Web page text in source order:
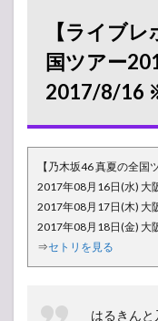
乃木
坂
46
のリ
品特
集ペ
ージ
はこ
【ライブ
国ツアー
2017/8/16
【乃木坂46 真夏の全国
2017年08月16日(水) 大
2017年08月17日(木) 大
2017年08月18日(金) 大
⇒セトリを見る
はるきんと